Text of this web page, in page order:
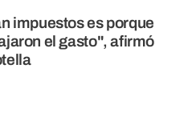
impuestos es porque
el gasto", afirmó